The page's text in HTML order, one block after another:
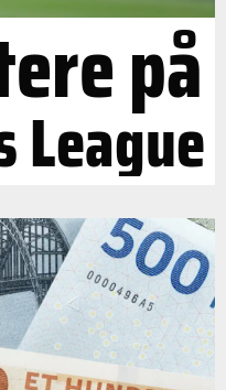
på
League